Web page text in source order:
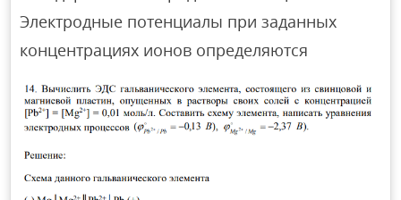
Электродные потенциалы при заданных
концентрациях ионов определяются